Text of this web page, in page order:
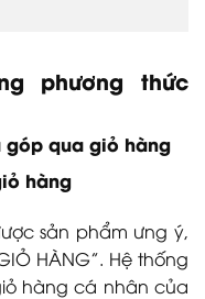
phương thức
góp qua giỏ hàng
hàng
sản phẩm ưng ý,
HÀNG”. Hệ thống
hàng cá nhân của